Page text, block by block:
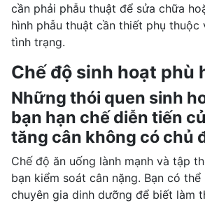
cần phải phẫu thuật để sửa chữa
hình phẫu thuật cần thiết phụ thuộc
tình trạng.
Chế độ sinh hoạt phù
Những thói quen sinh
bạn hạn chế diễn tiến
tăng cân không có chủ
Chế độ ăn uống lành mạnh và tập
bạn kiểm soát cân nặng. Bạn có
chuyên gia dinh dưỡng để biết làm